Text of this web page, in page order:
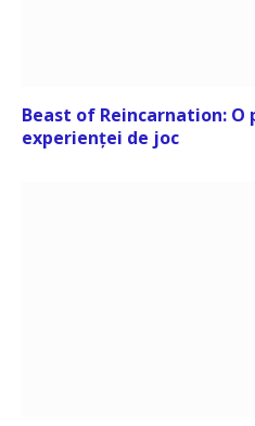
Beast of Reincarnation:
experienței de joc